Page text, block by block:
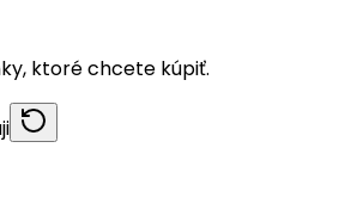
ktoré chcete kúpiť.